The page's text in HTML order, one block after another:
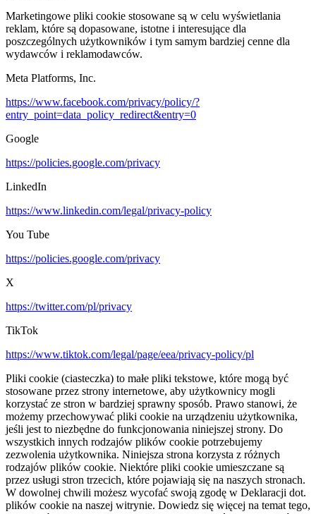
Marketingowe pliki cookie stosowane są w celu wyświetlania
reklam, które są dopasowane, istotne i interesujące dla
poszczególnych użytkowników i tym samym bardziej cenne dla
wydawców i reklamodawców.
Meta Platforms, Inc.
https://www.facebook.com/privacy/policy/?
entry_point=data_policy_redirect&entry=0
Google
https://policies.google.com/privacy
LinkedIn
https://www.linkedin.com/legal/privacy-policy
You Tube
https://policies.google.com/privacy
X
https://twitter.com/pl/privacy
TikTok
https://www.tiktok.com/legal/page/eea/privacy-policy/pl
Pliki cookie (ciasteczka) to małe pliki tekstowe, które mogą być
stosowane przez strony internetowe, aby użytkownicy mogli
korzystać ze stron w bardziej sprawny sposób. Prawo stanowi, że
możemy przechowywać pliki cookie na urządzeniu użytkownika,
jeśli jest to niezbędne do funkcjonowania niniejszej strony. Do
wszystkich innych rodzajów plików cookie potrzebujemy
zezwolenia użytkownika. Niniejsza strona korzysta z różnych
rodzajów plików cookie. Niektóre pliki cookie umieszczane są
przez usługi stron trzecich, które pojawiają się na naszych stronach.
W dowolnej chwili możesz wycofać swoją zgodę w Deklaracji dot.
plików cookie na naszej witrynie. Dowiedz się więcej na temat tego,